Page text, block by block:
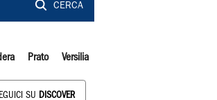
CERCA
Prato Versilia
SU DISCOVER